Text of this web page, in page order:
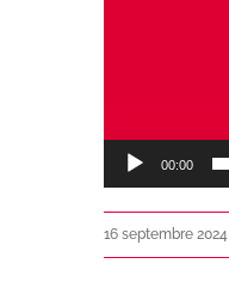
00:00
16 septembre 2024